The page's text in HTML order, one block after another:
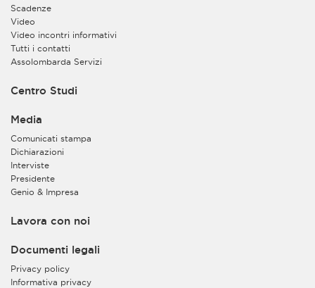
Scadenze
Video
Video incontri informativi
Tutti i contatti
Assolombarda Servizi
Centro Studi
Media
Comunicati stampa
Dichiarazioni
Interviste
Presidente
Genio & Impresa
Lavora con noi
Documenti legali
Privacy policy
Informativa privacy